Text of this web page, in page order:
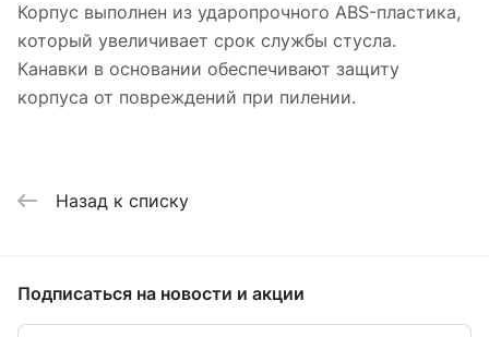
Корпус выполнен из ударопрочного ABS-пластика,
который увеличивает срок службы стусла.
Канавки в основании обеспечивают защиту
корпуса от повреждений при пилении.
Назад к списку
Подписаться на новости и акции